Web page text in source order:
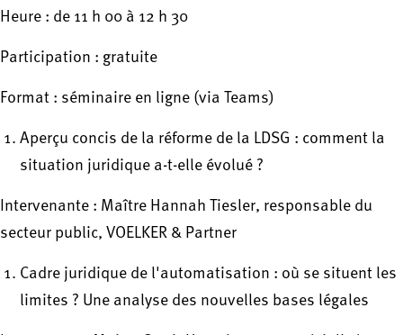
Heure : de 11 h 00 à 12 h 30
Participation : gratuite
Format : séminaire en ligne (via Teams)
Aperçu concis de la réforme de la LDSG : comment la
situation juridique a-t-elle évolué ?
Intervenante : Maître Hannah Tiesler, responsable du
secteur public, VOELKER & Partner
Cadre juridique de l'automatisation : où se situent les
limites ? Une analyse des nouvelles bases légales